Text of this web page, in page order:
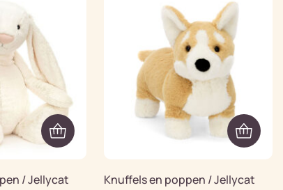
/ Jellycat Knuffels en poppen / Jellycat